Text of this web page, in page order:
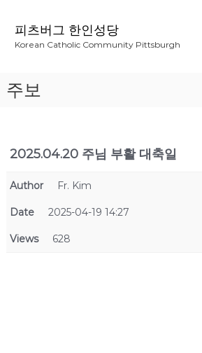
피츠버그 한인성당
Korean Catholic Community Pittsburgh
주보
2025.04.20 주님 부활 대축일
Author Fr. Kim
Date 2025-04-19 14:27
Views 628